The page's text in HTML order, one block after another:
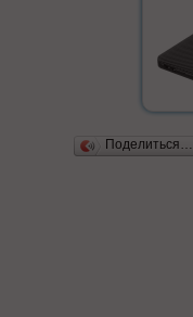
Поделиться…